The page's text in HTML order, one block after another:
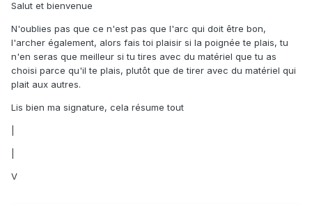
Salut et bienvenue
N'oublies pas que ce n'est pas que l'arc qui doit être bon,
l'archer également, alors fais toi plaisir si la poignée te plais, tu
n'en seras que meilleur si tu tires avec du matériel que tu as
choisi parce qu'il te plais, plutôt que de tirer avec du matériel qui
plait aux autres.
Lis bien ma signature, cela résume tout
V